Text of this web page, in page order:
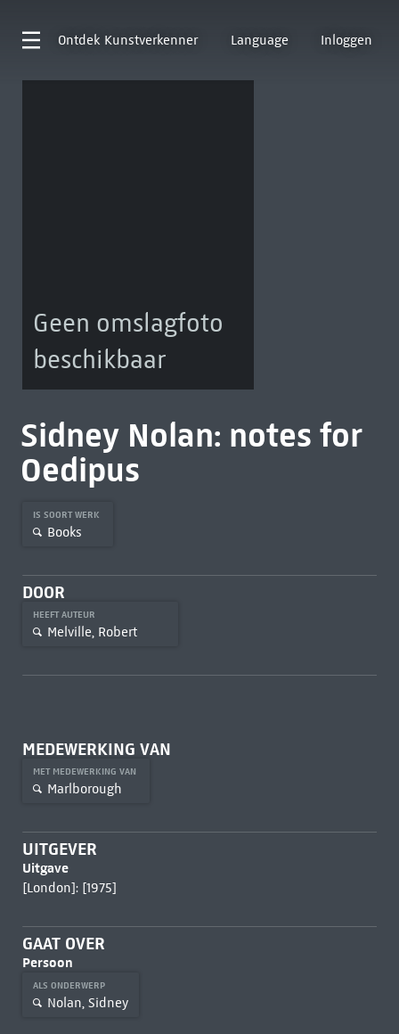
Ontdek Kunstverkenner Language Inloggen
Geen omslagfoto
beschikbaar
Sidney Nolan: notes for
Oedipus
IS SOORT WERK
Books
DOOR
HEEFT AUTEUR
Melville, Robert
MEDEWERKING VAN
MET MEDEWERKING VAN
Marlborough
UITGEVER
Uitgave
[London]: [1975]
GAAT OVER
Persoon
ALS ONDERWERP
Nolan, Sidney